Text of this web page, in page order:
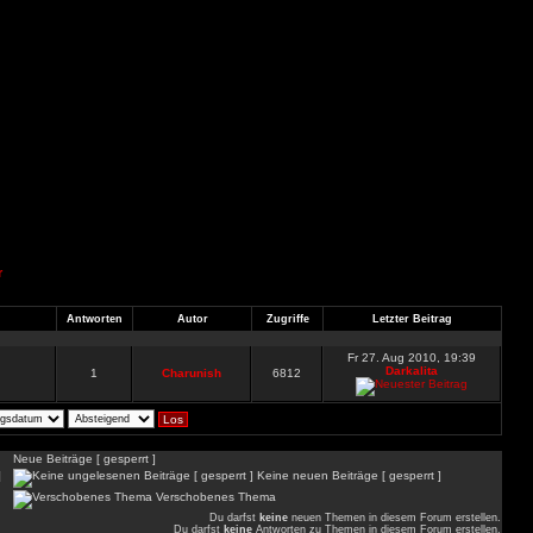
Antworten Autor Zugriffe Letzter Beitrag
1 Charunish 6812
Fr 27. Aug 2010, 19:39
Darkalita
Neue Beiträge [ gesperrt ]
Keine neuen Beiträge [ gesperrt ]
Verschobenes Thema
Du darfst keine neuen Themen in diesem Forum erstellen.
Du darfst keine Antworten zu Themen in diesem Forum erstellen.